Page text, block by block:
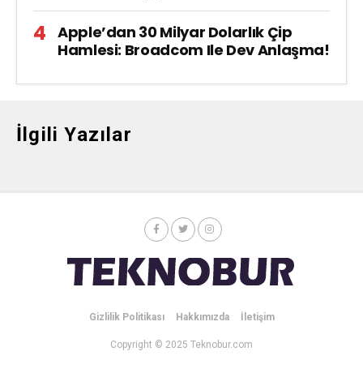
Apple’dan 30 Milyar Dolarlık Çip
Hamlesi: Broadcom Ile Dev Anlaşma!
İlgili Yazılar
Gizlilik Politikası Hakkımızda İletişim
Copyright © 2025 Teknobur.com